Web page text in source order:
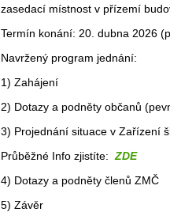
zasedací místnost v přízemí
Termín konání: 20. dubna 2026
Navržený program jednání:
1) Zahájení
2) Dotazy a podněty občanů
3) Projednání situace v
Průběžné Info zjistíte: ZDE
4) Dotazy a podněty členů ZMČ
5) Závěr